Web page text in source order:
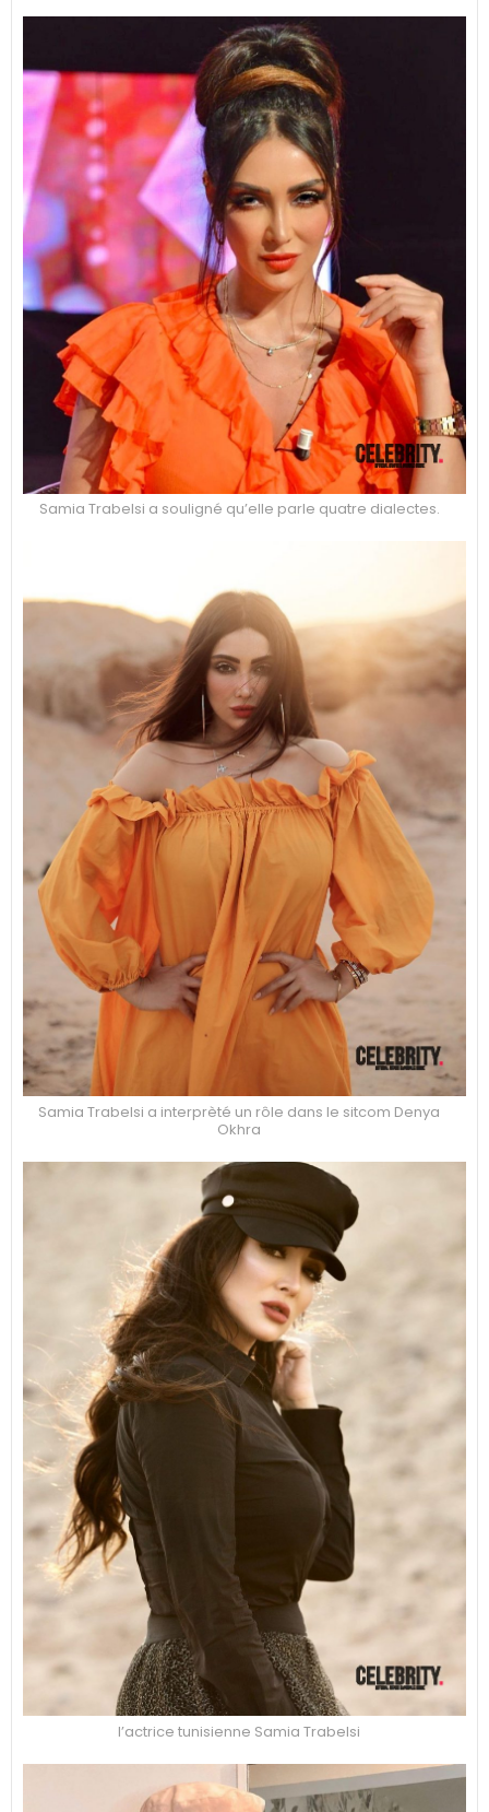
Samia Trabelsi a souligné qu’elle parle quatre dialectes.
Samia Trabelsi a interprèté un rôle dans le sitcom Denya
Okhra
l’actrice tunisienne Samia Trabelsi